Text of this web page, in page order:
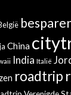
China
India Italië
roadtrip